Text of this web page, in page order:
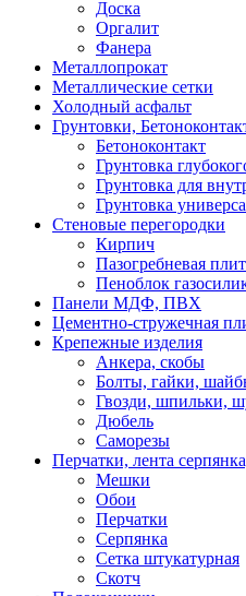
Доска
Оргалит
Фанера
Металлопрокат
Металлические сетки
Холодный асфальт
Грунтовки,
Бетоноконтакт
Грунтовка
Грунтовка для
Грунтовка
Стеновые перегородки
Кирпич
Пазогребневая
Пеноблок
Панели МДФ, ПВХ
Цементно-стружечная
Крепежные изделия
Анкера, скобы
Болты, гайки,
Гвозди, шпильки,
Дюбель
Саморезы
Перчатки, лента
Мешки
Обои
Перчатки
Серпянка
Сетка штукатурная
Скотч